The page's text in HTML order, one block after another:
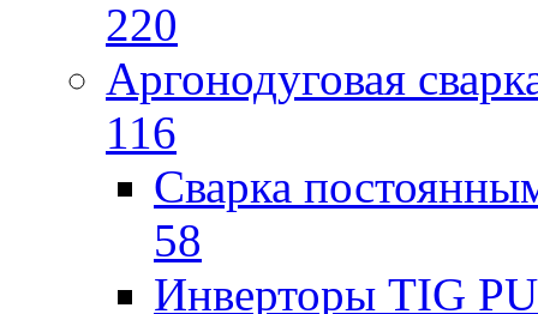
220
Аргонодуговая
116
Сварка
58
Инверторы TIG